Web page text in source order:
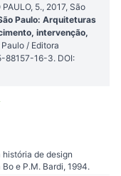
5., 2017, São
Paulo: Arquiteturas
intervenção,
/ Editora
88157-16-3. DOI:
história de design
e P.M. Bardi, 1994.